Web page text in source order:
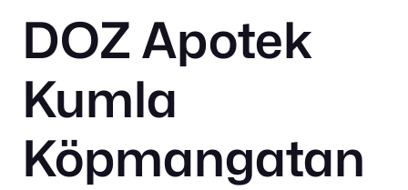
DOZ Apotek
Kumla
Köpmangatan